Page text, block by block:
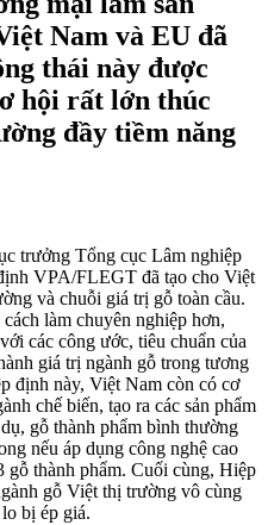
Nam và EU đã
thái này được
hội rất lớn thúc
đầy tiềm năng
trưởng Tổng cục Lâm nghiệp
VPA/FLEGT đã tạo cho Việt
và chuỗi giá trị gỗ toàn cầu.
làm chuyên nghiệp hơn,
các công ước, tiêu chuẩn của
giá trị ngành gỗ trong tương
định này, Việt Nam còn có cơ
chế biến, tạo ra các sản phẩm
gỗ thành phẩm bình thường
nếu áp dụng công nghệ cao
gỗ thành phẩm. Cuối cùng, Hiệp
gỗ Việt thị trường vô cùng
bị ép giá.